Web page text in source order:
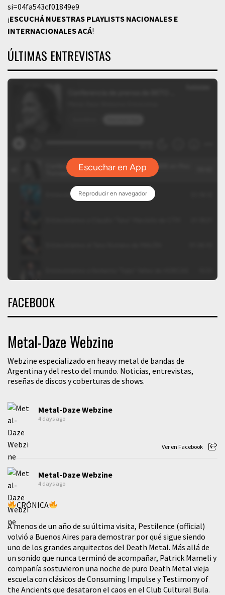
si=04fa543cf01849e9
¡ESCUCHÁ NUESTRAS PLAYLISTS NACIONALES E
INTERNACIONALESACÁ!
ÚLTIMAS ENTREVISTAS
FACEBOOK
Metal-Daze Webzine
Webzine especializado en heavy metal de bandas de
Argentina y del resto del mundo. Noticias, entrevistas,
reseñas de discos y coberturas de shows.
Metal-Daze Webzine
4 days ago
Ver en Facebook
Metal-Daze Webzine
4 days ago
CRÓNICA
A menos de un año de su última visita, Pestilence (official)
volvió a Buenos Aires para demostrar por qué sigue siendo
uno de los grandes arquitectos del Death Metal. Más allá de
un sonido que nunca terminó de acompañar, Patrick Mameli y
compañía sostuvieron una noche de puro Death Metal vieja
escuela con clásicos de Consuming Impulse y Testimony of
the Ancients que desataron el caos en el Club Cultural Bula.